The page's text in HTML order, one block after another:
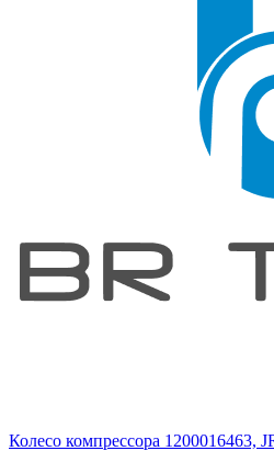
Колесо компрессора 1200016463,